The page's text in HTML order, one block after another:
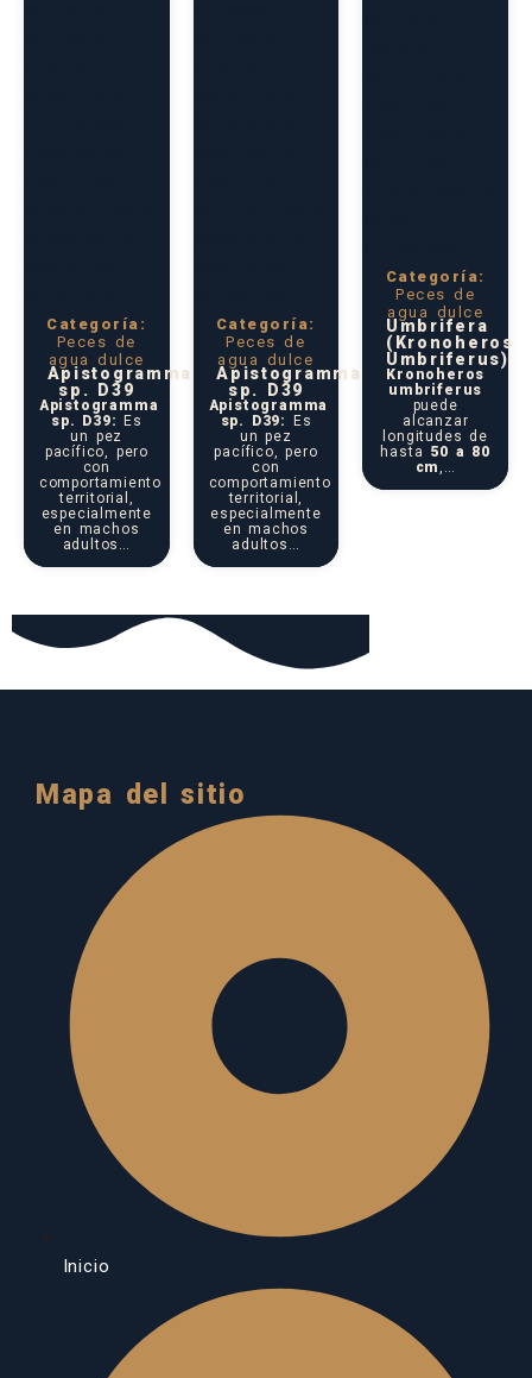
Categoría:
Peces de
agua dulce
Apistogramma
sp. D39
Apistogramma
sp. D39:
Es
un pez
pacífico, pero
con
comportamiento
territorial,
especialmente
en machos
adultos…
Categoría:
Peces de
agua dulce
Apistogramma
sp. D39
Apistogramma
sp. D39:
Es
un pez
pacífico, pero
con
comportamiento
territorial,
especialmente
en machos
adultos…
Categoría:
Peces de
agua dulce
Umbrifera
(Kronoheros
Umbriferus)
Kronoheros
umbriferus
puede
alcanzar
longitudes de
hasta 50 a 80
cm,…
Mapa del sitio
Inicio